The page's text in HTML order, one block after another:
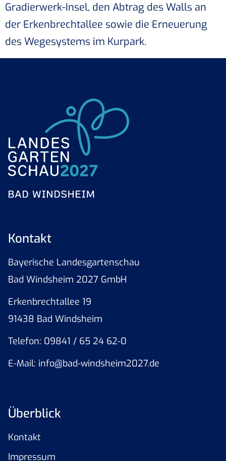
Gradierwerk-Insel, den Abtrag des Walls an
der Erkenbrechtallee sowie die Erneuerung
des Wegesystems im Kurpark.
Kontakt
Bayerische Landesgartenschau
Bad Windsheim 2027 GmbH
Erkenbrechtallee 19
91438 Bad Windsheim
Telefon: 09841 / 65 24 62-0
E-Mail: info@bad-windsheim2027.de
Überblick
Kontakt
Impressum